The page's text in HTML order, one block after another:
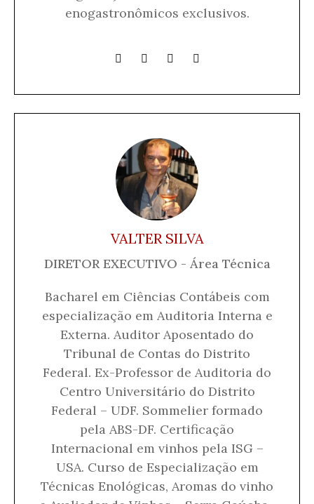
enogastronômicos exclusivos.
VALTER SILVA
DIRETOR EXECUTIVO - Área Técnica
Bacharel em Ciências Contábeis com
especialização em Auditoria Interna e
Externa. Auditor Aposentado do
Tribunal de Contas do Distrito
Federal. Ex-Professor de Auditoria do
Centro Universitário do Distrito
Federal – UDF. Sommelier formado
pela ABS-DF. Certificação
Internacional em vinhos pela ISG –
USA. Curso de Especialização em
Técnicas Enológicas, Aromas do vinho